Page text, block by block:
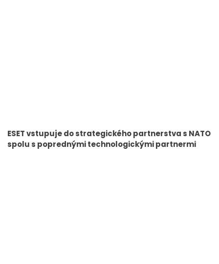
ESET vstupuje do strategického partnerstva s NATO
spolu s poprednými technologickými partnermi